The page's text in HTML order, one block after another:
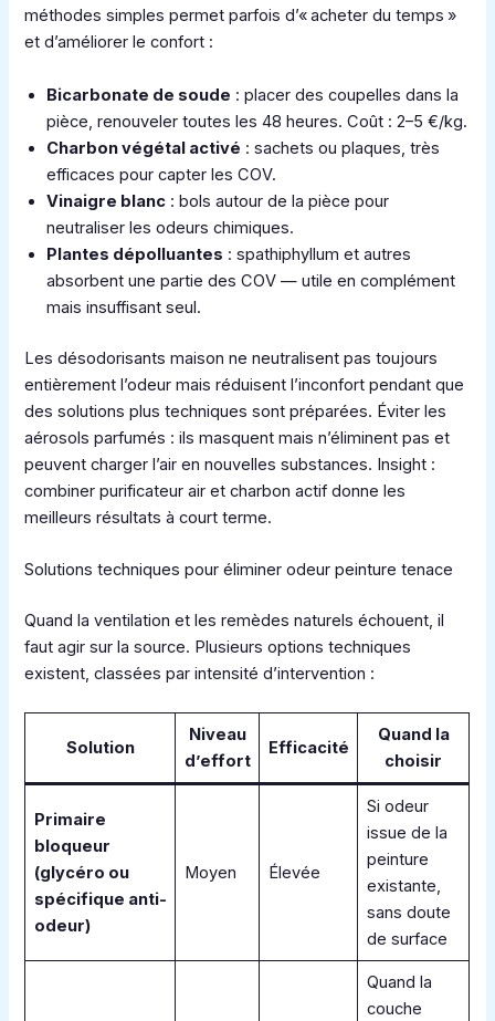
méthodes simples permet parfois d’« acheter du temps »
et d’améliorer le confort :
Bicarbonate de soude : placer des coupelles dans la
pièce, renouveler toutes les 48 heures. Coût : 2–5 €/kg.
Charbon végétal activé : sachets ou plaques, très
efficaces pour capter les COV.
Vinaigre blanc : bols autour de la pièce pour
neutraliser les odeurs chimiques.
Plantes dépolluantes : spathiphyllum et autres
absorbent une partie des COV — utile en complément
mais insuffisant seul.
Les désodorisants maison ne neutralisent pas toujours
entièrement l’odeur mais réduisent l’inconfort pendant que
des solutions plus techniques sont préparées. Éviter les
aérosols parfumés : ils masquent mais n’éliminent pas et
peuvent charger l’air en nouvelles substances. Insight :
combiner purificateur air et charbon actif donne les
meilleurs résultats à court terme.
Solutions techniques pour éliminer odeur peinture tenace
Quand la ventilation et les remèdes naturels échouent, il
faut agir sur la source. Plusieurs options techniques
existent, classées par intensité d’intervention :
Solution
Niveau
d’effort
Efficacité
Quand la
choisir
Primaire
bloqueur
(glycéro ou
spécifique anti-
odeur)
Moyen Élevée
Si odeur
issue de la
peinture
existante,
sans doute
de surface
Quand la
couche